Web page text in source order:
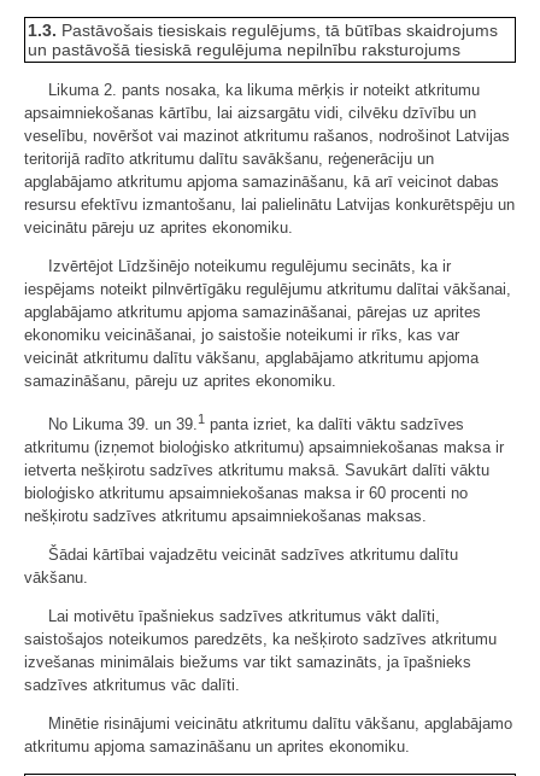
1.3. Pastāvošais tiesiskais regulējums, tā būtības skaidrojums
un pastāvošā tiesiskā regulējuma nepilnību raksturojums
Likuma 2. pants nosaka, ka likuma mērķis ir noteikt atkritumu
apsaimniekošanas kārtību, lai aizsargātu vidi, cilvēku dzīvību un
veselību, novēršot vai mazinot atkritumu rašanos, nodrošinot Latvijas
teritorijā radīto atkritumu dalītu savākšanu, reģenerāciju un
apglabājamo atkritumu apjoma samazināšanu, kā arī veicinot dabas
resursu efektīvu izmantošanu, lai palielinātu Latvijas konkurētspēju un
veicinātu pāreju uz aprites ekonomiku.
Izvērtējot Līdzšinējo noteikumu regulējumu secināts, ka ir
iespējams noteikt pilnvērtīgāku regulējumu atkritumu dalītai vākšanai,
apglabājamo atkritumu apjoma samazināšanai, pārejas uz aprites
ekonomiku veicināšanai, jo saistošie noteikumi ir rīks, kas var
veicināt atkritumu dalītu vākšanu, apglabājamo atkritumu apjoma
samazināšanu, pāreju uz aprites ekonomiku.
No Likuma 39. un 39.1 panta izriet, ka dalīti vāktu sadzīves
atkritumu (izņemot bioloģisko atkritumu) apsaimniekošanas maksa ir
ietverta nešķirotu sadzīves atkritumu maksā. Savukārt dalīti vāktu
bioloģisko atkritumu apsaimniekošanas maksa ir 60 procenti no
nešķirotu sadzīves atkritumu apsaimniekošanas maksas.
Šādai kārtībai vajadzētu veicināt sadzīves atkritumu dalītu
vākšanu.
Lai motivētu īpašniekus sadzīves atkritumus vākt dalīti,
saistošajos noteikumos paredzēts, ka nešķiroto sadzīves atkritumu
izvešanas minimālais biežums var tikt samazināts, ja īpašnieks
sadzīves atkritumus vāc dalīti.
Minētie risinājumi veicinātu atkritumu dalītu vākšanu, apglabājamo
atkritumu apjoma samazināšanu un aprites ekonomiku.